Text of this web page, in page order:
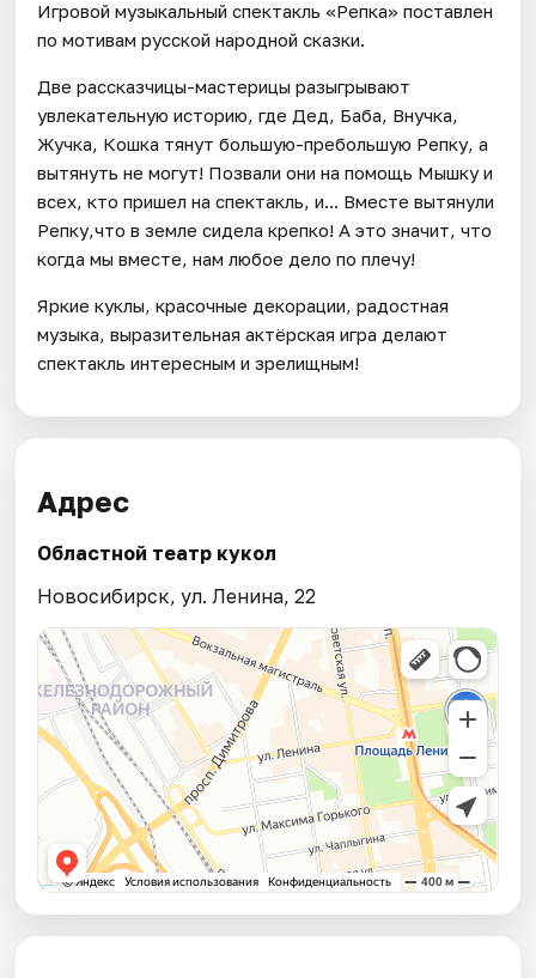
Игровой музыкальный спектакль «Репка» поставлен
по мотивам русской народной сказки.
Две рассказчицы-мастерицы разыгрывают
увлекательную историю, где Дед, Баба, Внучка,
Жучка, Кошка тянут большую-пребольшую Репку, а
вытянуть не могут! Позвали они на помощь Мышку и
всех, кто пришел на спектакль, и... Вместе вытянули
Репку,что в земле сидела крепко! А это значит, что
когда мы вместе, нам любое дело по плечу!
Яркие куклы, красочные декорации, радостная
музыка, выразительная актёрская игра делают
спектакль интересным и зрелищным!
Адрес
Областной театр кукол
Новосибирск, ул. Ленина, 22